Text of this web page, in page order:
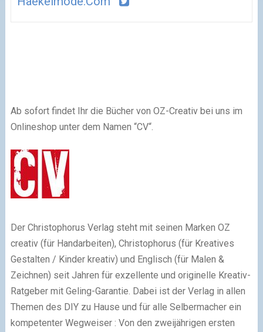
Ab sofort findet Ihr die Bücher von OZ-Creativ bei uns im
Onlineshop unter dem Namen “CV“.
Der Christophorus Verlag steht mit seinen Marken OZ
creativ (für Handarbeiten), Christophorus (für Kreatives
Gestalten / Kinder kreativ) und Englisch (für Malen &
Zeichnen) seit Jahren für exzellente und originelle Kreativ-
Ratgeber mit Geling-Garantie. Dabei ist der Verlag in allen
Themen des DIY zu Hause und für alle Selbermacher ein
kompetenter Wegweiser : Von den zweijährigen ersten